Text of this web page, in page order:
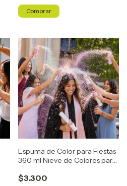
Comprar
7 1/6
Espuma de Color para Fiestas
360 ml Nieve de Colores para
$3.300